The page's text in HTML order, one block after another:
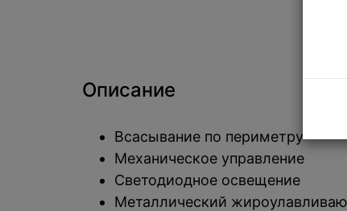
Описание
Всасывание по периметру
Механическое управление
Светодиодное освещение
Металлический